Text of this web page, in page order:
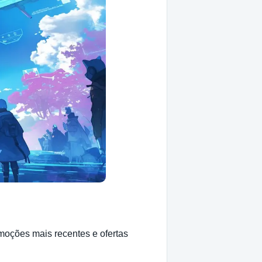
mais recentes e ofertas